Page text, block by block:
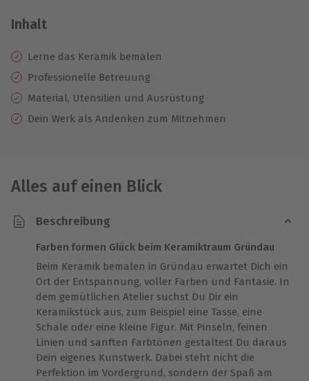
3 Jahre gültig & verlängerbar.
Inhalt
Lerne das Keramik bemalen
Professionelle Betreuung
Material, Utensilien und Ausrüstung
Dein Werk als Andenken zum Mitnehmen
Alles auf einen Blick
Beschreibung
Farben formen Glück beim Keramiktraum Gründau
Beim Keramik bemalen in Gründau erwartet Dich ein
Ort der Entspannung, voller Farben und Fantasie. In
dem gemütlichen Atelier suchst Du Dir ein
Keramikstück aus, zum Beispiel eine Tasse, eine
Schale oder eine kleine Figur. Mit Pinseln, feinen
Linien und sanften Farbtönen gestaltest Du daraus
Dein eigenes Kunstwerk. Dabei steht nicht die
Perfektion im Vordergrund, sondern der Spaß am